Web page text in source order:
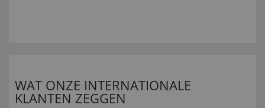
WAT ONZE INTERNATIONALE
KLANTEN ZEGGEN